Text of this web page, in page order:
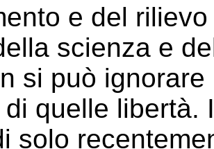
e del
scienza e
si può
quelle libertà.
solo